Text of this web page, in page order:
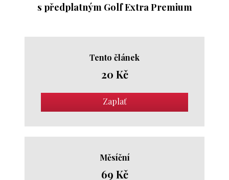
s předplatným Golf Extra Premium
Tento článek
20 Kč
Zaplať
Měsíční
69 Kč